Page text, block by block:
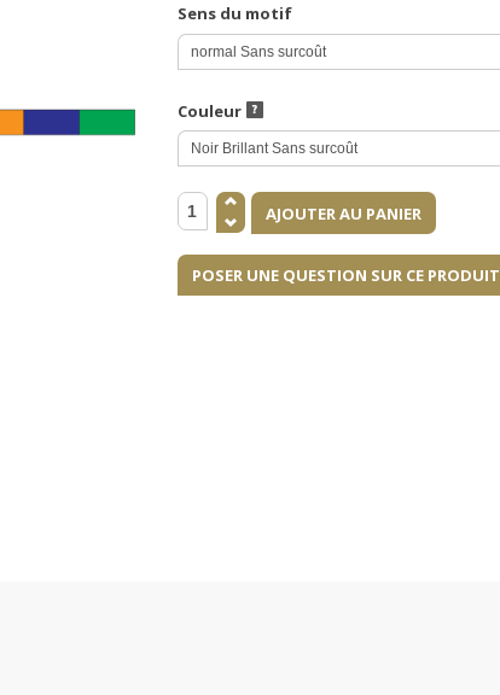
Sens du motif
Couleur
POSER UNE QUESTION SUR CE PRODUIT